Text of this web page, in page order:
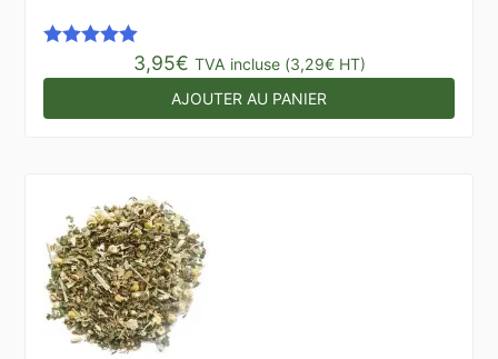
3,95€ TVA incluse (3,29€HT)
AJOUTER AU PANIER